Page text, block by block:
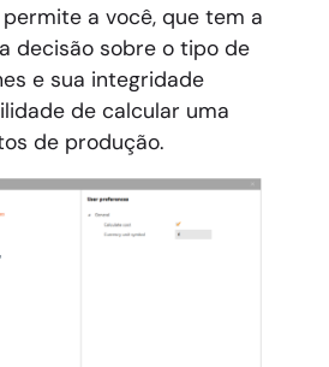
a você, que tem a
decisão sobre o tipo de
e sua integridade
de calcular uma
de produção.